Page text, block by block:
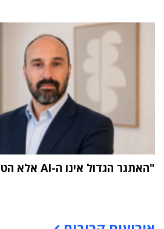
"האתגר הגדול אינו ה-AI אלא הטמעתה בארגון"